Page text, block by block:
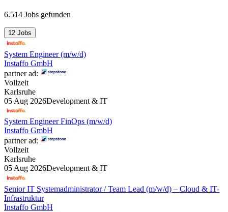
6.514 Jobs gefunden
12 Jobs
System Engineer (m/w/d)
Instaffo GmbH
partner ad:
Vollzeit
Karlsruhe
05 Aug 2026Development & IT
System Engineer FinOps (m/w/d)
Instaffo GmbH
partner ad:
Vollzeit
Karlsruhe
05 Aug 2026Development & IT
Senior IT Systemadministrator / Team Lead (m/w/d) – Cloud & IT-
Infrastruktur
Instaffo GmbH